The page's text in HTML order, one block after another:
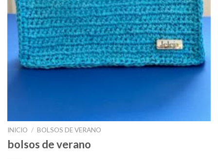
INICIO / BOLSOS DE VERANO
bolsos de verano